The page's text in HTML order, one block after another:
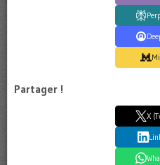
Partager !
X